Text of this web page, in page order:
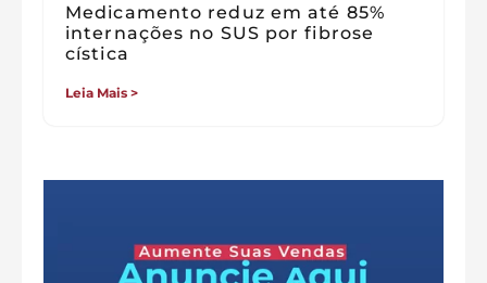
Medicamento reduz em até 85%
internações no SUS por fibrose
cística
Leia Mais >